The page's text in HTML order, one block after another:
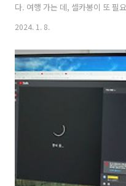
다. 여행 가는 데, 셀카봉이 또 필
니다. 이전에 구매한 샤오미 미니
본을 여행하면서 가장 유용했던
대 셀카봉 2세대 S540W이였습
트폰으로 촬영을 많이 하시는 분
나 공감할 텐데요. 좋은 추억을
셀카봉이 필수입니다. 일본 후쿠
2024. 1. 8.